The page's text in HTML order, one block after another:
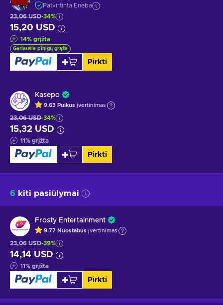
Patvirtinta Eneba
23,06 USD-34%
15,20 USD
14% grįžta
Geriausia pinigų grąža
Pirkti
Kasepo
9.63 Puikus įvertinimas
23,06 USD-34%
15,32 USD
11% grįžta
Pirkti
6 kiti pasiūlymai
Frosty Entertainment
9.77 Nuostabus įvertinimas
23,06 USD-39%
14,14 USD
11% grįžta
Pirkti